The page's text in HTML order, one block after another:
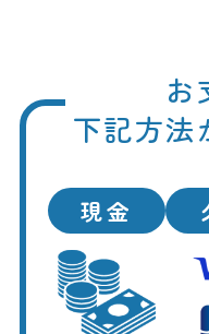
お
下記方法
現金